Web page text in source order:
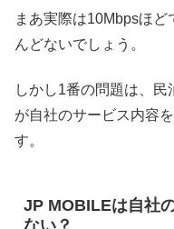
まあ実際は10Mbpsほ
んどないでしょう。
しかし1番の問題は、
が自社のサービス内容
す。
JP MOBILEは自社
ない？